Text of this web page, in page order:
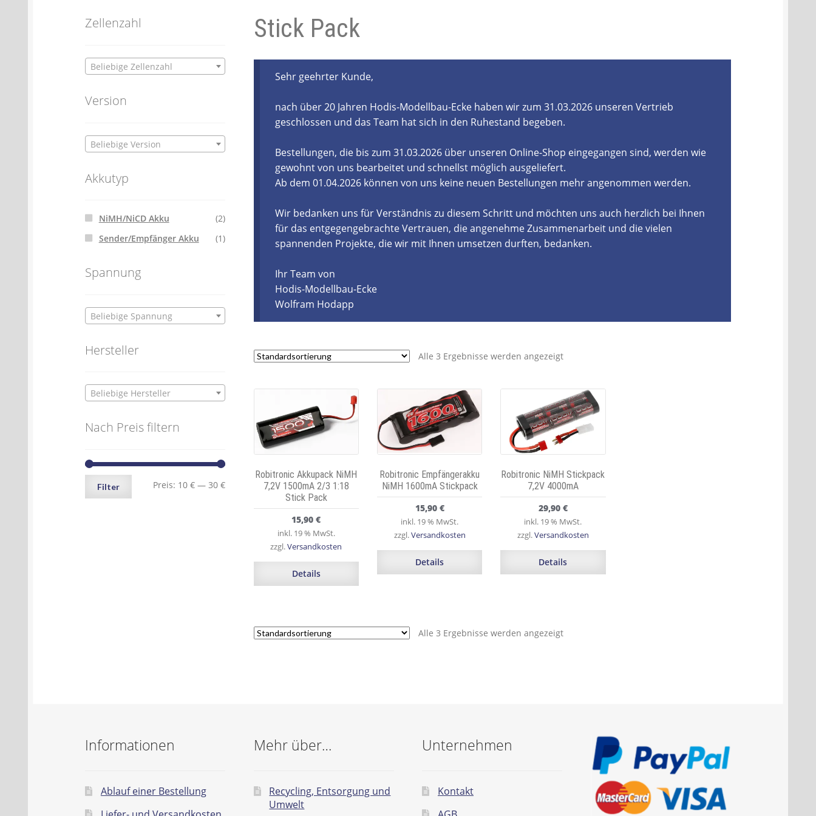
Batterien- und Akku Verordnung Elektro- und Elektronikgeräte Verordnung
Stick Pack
Sehr geehrter Kunde,
nach über 20 Jahren Hodis-Modellbau-Ecke haben wir zum 31.03.2026 unseren Vertrieb
geschlossen und das Team hat sich in den Ruhestand begeben.
Bestellungen, die bis zum 31.03.2026 über unseren Online-Shop eingegangen sind, werden wie
gewohnt von uns bearbeitet und schnellst möglich ausgeliefert.
Ab dem 01.04.2026 können von uns keine neuen Bestellungen mehr angenommen werden.
Wir bedanken uns für Verständnis zu diesem Schritt und möchten uns auch herzlich bei Ihnen
für das entgegengebrachte Vertrauen, die angenehme Zusammenarbeit und die vielen
spannenden Projekte, die wir mit Ihnen umsetzen durften, bedanken.
Ihr Team von
Hodis-Modellbau-Ecke
Wolfram Hodapp
Alle 3 Ergebnisse werden angezeigt
Robitronic Akkupack NiMH
7,2V 1500mA 2/3 1:18
Stick Pack
15,90€
inkl. 19 % MwSt.
zzgl.Versandkosten
Details
Robitronic Empfängerakku
NiMH 1600mA Stickpack
15,90 €
inkl. 19 % MwSt.
zzgl.Versandkosten
Details
Robitronic NiMH Stickpack
7,2V 4000mA
29,90 €
inkl. 19 % MwSt.
zzgl.Versandkosten
Details
Alle 3 Ergebnisse werden angezeigt
Zellenzahl
Beliebige Zellenzahl
Version
Beliebige Version
Akkutyp
NiMH/NiCD Akku
(2)
Sender/Empfänger Akku
(1)
Spannung
Beliebige Spannung
Hersteller
Beliebige Hersteller
Nach Preis filtern
Min.
Max.
Filter Preis: 10 € —30 €
Informationen
Ablauf einer Bestellung
Mehr über…
Recycling, Entsorgung und
Umwelt
Unternehmen
Kontakt